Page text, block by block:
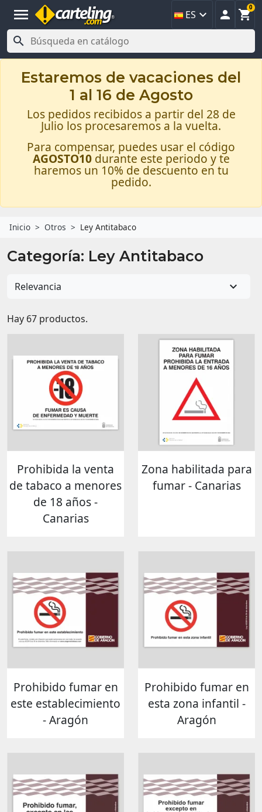
menu ES   
0

Estaremos de vacaciones del
1 al 16 de Agosto
Los pedidos recibidos a partir del 28 de
Julio los procesaremos a la vuelta.
Para compensar, puedes usar el código
AGOSTO10 durante este periodo y te
haremos un 10% de descuento en tu
pedido.
Inicio Otros Ley Antitabaco
Categoría: Ley Antitabaco
Hay 67 productos.
Relevancia 
Prohibida la venta
de tabaco a menores
de 18 años -
Canarias
Zona habilitada para
fumar - Canarias
Prohibido fumar en
este establecimiento
- Aragón
Prohibido fumar en
esta zona infantil -
Aragón